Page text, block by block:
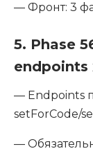
— Фронт: 3
5. Phase
endpoints
— Endpoints
setForCode/
—